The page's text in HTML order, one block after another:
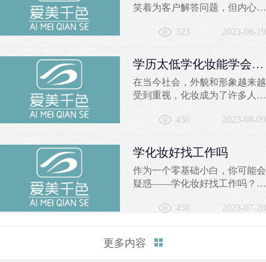
笑着为客户解答问题，但内心深
问：“我是否能找到一份更加充
公室、枯燥的工作内容，让我迫
切渴望寻求一种突破，实现职业
和激情的完美融合。那么，客服
转行学化妆可以吗？让我从不同
妆培训将为你开启一个崭新的...
323 2023-08-19
学历太低学化妆能学会
吗？
在当今社会，外貌和形象越来越
受到重视，化妆成为了许多人关
较低的人来说，学习化妆是否可
历太低学化妆的可能性，并推荐
苏州千色培训学校作为学习化妆
的良好选择。一、学历是否影响
学习化妆的能力？学历的高低并
唯一因素。学习化妆需...
450 2023-08-09
学化妆好找工作吗
作为一个零基础小白，你可能会
疑惑——学化妆好找工作吗？让
是一个聪明的选择。在千色学校
富的知识和实践机会，帮助你在
化妆行业中迅速找到就业机会。
450 2023-07-28
更多内容